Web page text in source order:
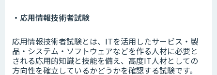
・応用情報技術者試験
応用情報技術者試験とは、ITを活用したサービス・製
品・システム・ソフトウェアなどを作る人材に必要と
される応用的知識と技能を備え、高度IT人材としての
方向性を確立しているかどうかを確認する試験です。